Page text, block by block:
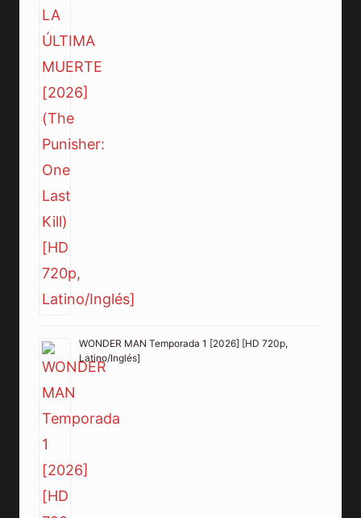
WONDER MAN Temporada 1 [2026] [HD 720p,
Latino/Inglés]